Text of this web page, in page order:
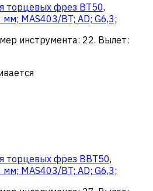
торцевых фрез BT50,
MAS403/BT; AD; G6,3;
инструмента: 22. Вылет:
торцевых фрез BBT50,
MAS403/BT; AD; G6,3;